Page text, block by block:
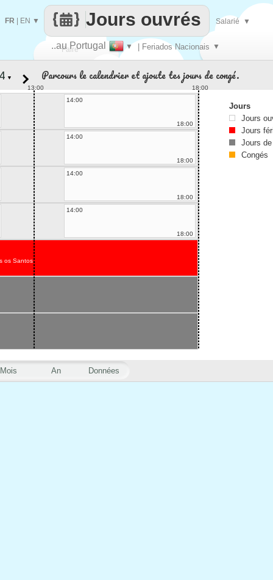
Faire
..au Portugal ▼ | Feriados Nacionais ▼
Jours ouvrés
FR EN ▼ Salarié ▼
Mois An Données
▼ Parcours le calendrier et ajoute tes jours de congé.
13:00
18:00
14:00
18:00
14:00
18:00
14:00
18:00
14:00
18:00
os Santos
Jours
Jours
Jours
Jours
Congés